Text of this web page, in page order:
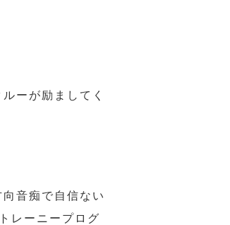
ーが励ましてく
音痴で自信ない
レーニープログ